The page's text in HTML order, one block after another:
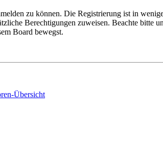
zu können. Die Registrierung ist in
Berechtigungen zuweisen. Beachte bitte
Board bewegst.
Übersicht